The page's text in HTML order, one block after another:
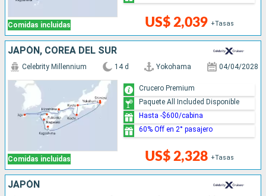
Comidas incluidas US$ 2,039 +Tasas
JAPÓN, COREA DEL SUR
Comidas incluidas
Celebrity Millennium 14 d Yokohama 04/04/2028
US$ 2,328 +Tasas
Crucero Premium
Paquete All Included Disponible
Hasta -$600/cabina
60% Off en 2° pasajero
JAPÓN